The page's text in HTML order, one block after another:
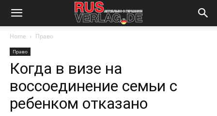
Home Право
Право
Когда в визе на
воссоединение семьи с
ребенком отказано